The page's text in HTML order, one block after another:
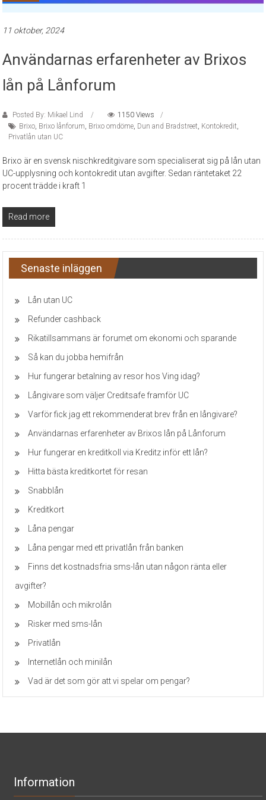
11 oktober, 2024
Användarnas erfarenheter av Brixos
lån på Lånforum
Posted By: Mikael Lind
1150 Views
Brixo, Brixo lånforum, Brixo omdöme, Dun and Bradstreet, Kontokredit,
Privatlån utan UC
Brixo är en svensk nischkreditgivare som specialiserat sig på lån utan
UC-upplysning och kontokredit utan avgifter. Sedan räntetaket 22
procent trädde i kraft 1
Read more
Senaste inläggen
Lån utan UC
Refunder cashback
Rikatillsammans är forumet om ekonomi och sparande
Så kan du jobba hemifrån
Hur fungerar betalning av resor hos Ving idag?
Långivare som väljer Creditsafe framför UC
Varför fick jag ett rekommenderat brev från en långivare?
Användarnas erfarenheter av Brixos lån på Lånforum
Hur fungerar en kreditkoll via Kreditz inför ett lån?
Hitta bästa kreditkortet för resan
Snabblån
Kreditkort
Låna pengar
Låna pengar med ett privatlån från banken
Finns det kostnadsfria sms-lån utan någon ränta eller
avgifter?
Mobillån och mikrolån
Risker med sms-lån
Privatlån
Internetlån och minilån
Vad är det som gör att vi spelar om pengar?
Information